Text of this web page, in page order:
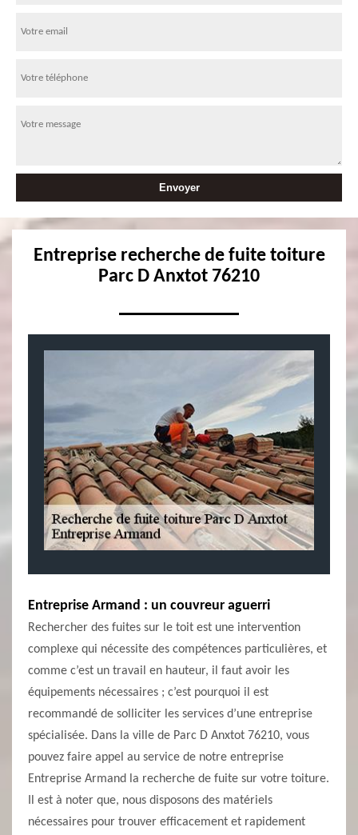
Entreprise recherche de fuite toiture
Parc D Anxtot 76210
Entreprise Armand : un couvreur aguerri
Rechercher des fuites sur le toit est une intervention
complexe qui nécessite des compétences particulières, et
comme c’est un travail en hauteur, il faut avoir les
équipements nécessaires ; c’est pourquoi il est
recommandé de solliciter les services d’une entreprise
spécialisée. Dans la ville de Parc D Anxtot 76210, vous
pouvez faire appel au service de notre entreprise
Entreprise Armand la recherche de fuite sur votre toiture.
Il est à noter que, nous disposons des matériels
nécessaires pour trouver efficacement et rapidement